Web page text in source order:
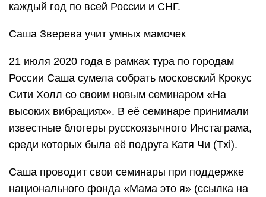
каждый год по всей России и СНГ.
Саша Зверева учит умных мамочек
21 июля 2020 года в рамках тура по городам
России Саша сумела собрать московский Крокус
Сити Холл со своим новым семинаром «На
высоких вибрациях». В её семинаре принимали
известные блогеры русскоязычного Инстаграма,
среди которых была её подруга Катя Чи (Txi).
Саша проводит свои семинары при поддержке
национального фонда «Мама это я» (ссылка на